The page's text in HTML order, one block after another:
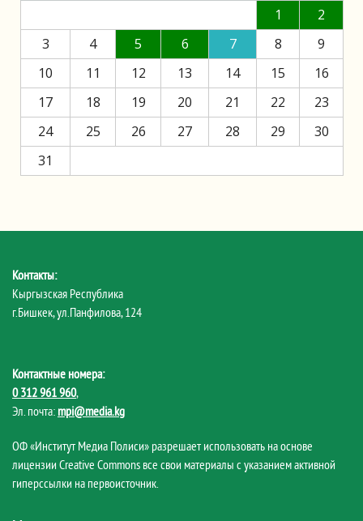
1
2
3
4 5 6 7 8
9
10
11 12 13 14 15
16
17
18 19 20 21 22
23
24
25 26 27 28 29
30
31
Контакты:
Кыргызская Республика
г.Бишкек, ул.Панфилова, 124
Контактные номера:
0 312 961 960,
Эл. почта: mpi@media.kg
ОФ «Институт Медиа Полиси» разрешает использовать на основе
лицензии Creative Commons все свои материалы с указанием активной
гиперссылки на первоисточник.